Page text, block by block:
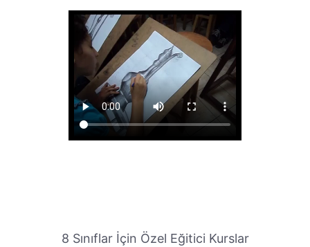
8 Sınıflar İçin Özel Eğitici Kurslar